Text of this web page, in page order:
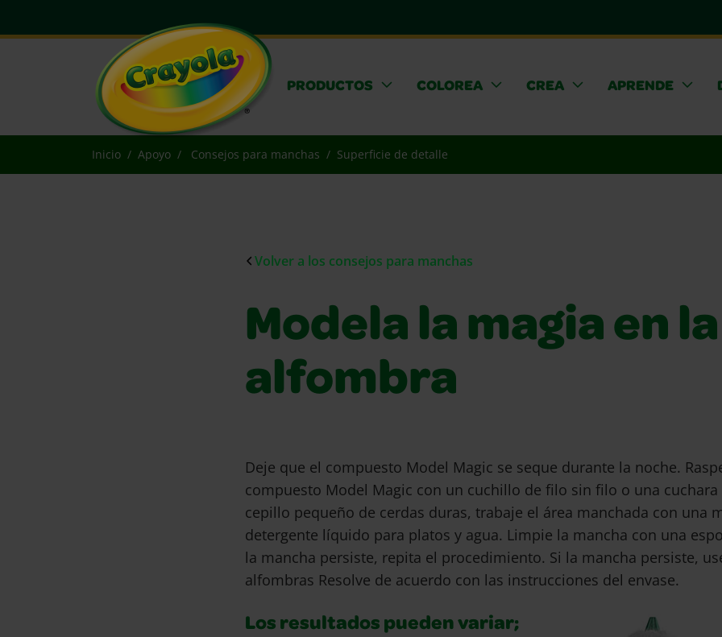
PRODUCTOS COLOREA CREA APRENDE
Inicio Apoyo Consejos para manchas Superficie de detalle
Volver a los consejos para manchas
Modela la magia en la
alfombra
Deje que el compuesto Model Magic se seque durante la noche.
compuesto Model Magic con un cuchillo de filo sin filo o una
cepillo pequeño de cerdas duras, trabaje el área manchada con una
detergente líquido para platos y agua. Limpie la mancha con una
la mancha persiste, repita el procedimiento. Si la mancha persiste,
alfombras Resolve de acuerdo con las instrucciones del envase.
Los resultados pueden variar;